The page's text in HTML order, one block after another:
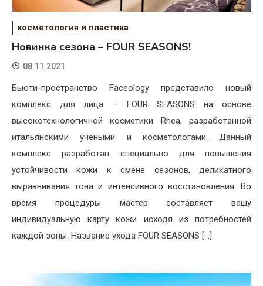
косметология и пластика
Новинка сезона – FOUR SEASONS!
08.11.2021
Бьюти-пространство Faceology представило новый
комплекс для лица – FOUR SEASONS на основе
высокотехнологичной косметики Rhea, разработанной
итальянскими учеными и косметологами. Данный
комплекс разработан специально для повышения
устойчивости кожи к смене сезонов, деликатного
выравнивания тона и интенсивного восстановления. Во
время процедуры мастер составляет вашу
индивидуальную карту кожи исходя из потребностей
каждой зоны. Название ухода FOUR SEASONS […]